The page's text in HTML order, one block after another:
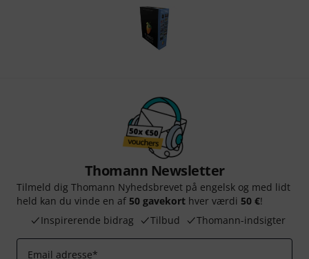
Thomann Newsletter
Tilmeld dig Thomann Nyhedsbrevet på engelsk og med lidt
held kan du vinde en af 50 gavekort hver værdi 50 €!
Inspirerende bidrag
Tilbud Thomann-indsigter
Email adresse*